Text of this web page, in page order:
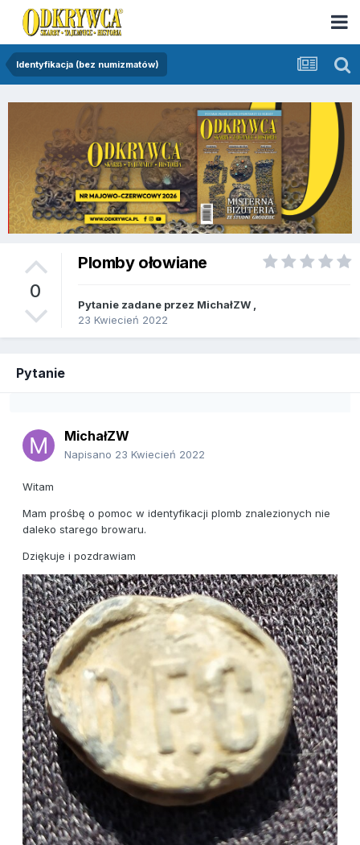
Identyfikacja (bez numizmatów)
0
Plomby ołowiane
Pytanie zadane przez MichałZW
23 Kwiecień 2022
Pytanie
MichałZW
Napisano 23 Kwiecień 2022
Witam
Mam prośbę o pomoc w identyfikacji plomb znalezionych nie
daleko starego browaru.
Dziękuje i pozdrawiam